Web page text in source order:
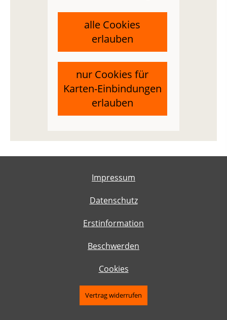
alle Cookies
erlauben
nur Cookies für
Karten-Einbindungen
erlauben
Impressum
Datenschutz
Erstinformation
Beschwerden
Cookies
Vertrag widerrufen